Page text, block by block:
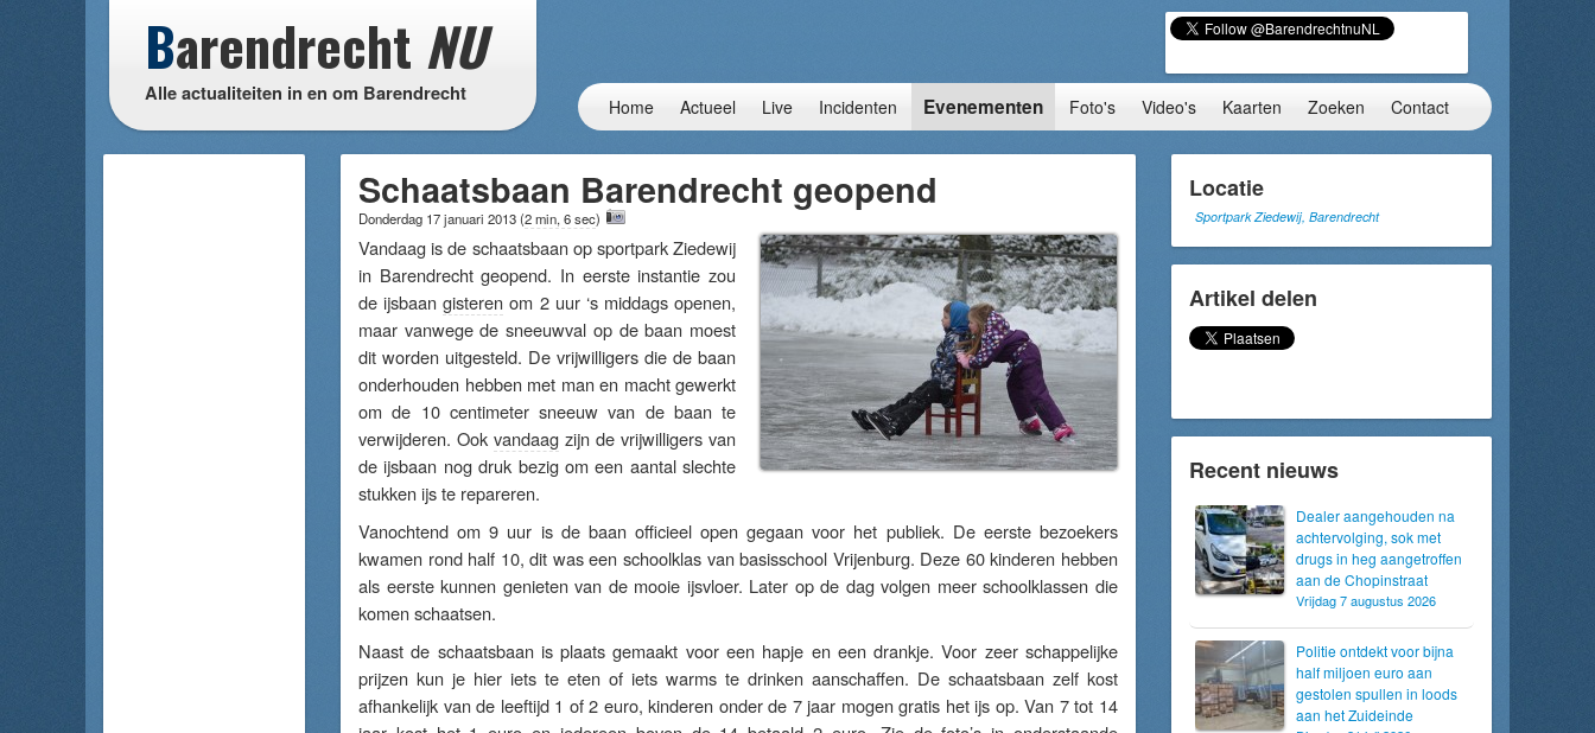
Barendrecht NU
Alle actualiteiten in en om Barendrecht
Home Actueel Live Incidenten Evenementen Foto's Video's Kaarten Zoeken Contact
Schaatsbaan Barendrecht geopend
Donderdag 17 januari 2013(2 min, 6 sec)
Vandaag is de schaatsbaan op sportpark Ziedewij
in Barendrecht geopend. In eerste instantie zou
de ijsbaangisteren om 2 uur ‘s middags openen,
maar vanwege de sneeuwval op de baan moest
dit worden uitgesteld. De vrijwilligers die de baan
onderhouden hebben met man en macht gewerkt
om de 10 centimeter sneeuw van de baan te
verwijderen. Ook vandaag zijn de vrijwilligers van
de ijsbaan nog druk bezig om een aantal slechte
stukken ijs te repareren.
Vanochtend om 9 uur is de baan officieel open gegaan voor het publiek. De eerste bezoekers
kwamen rond half 10, dit was een schoolklas van basisschool Vrijenburg. Deze 60 kinderen hebben
als eerste kunnen genieten van de mooie ijsvloer. Later op de dag volgen meer schoolklassen die
komen schaatsen.
Naast de schaatsbaan is plaats gemaakt voor een hapje en een drankje. Voor zeer schappelijke
prijzen kun je hier iets te eten of iets warms te drinken aanschaffen. De schaatsbaan zelf kost
afhankelijk van de leeftijd 1 of 2 euro, kinderen onder de 7 jaar mogen gratis het ijs op. Van 7 tot 14
Locatie
Sportpark Ziedewij, Barendrecht
Artikel delen
Recent nieuws
Dealer aangehouden na
achtervolging, sok met
drugs in heg aangetroffen
aan de Chopinstraat
Vrijdag 7 augustus 2026
Politie ontdekt voor bijna
half miljoen euro aan
gestolen spullen in loods
aan het Zuideinde